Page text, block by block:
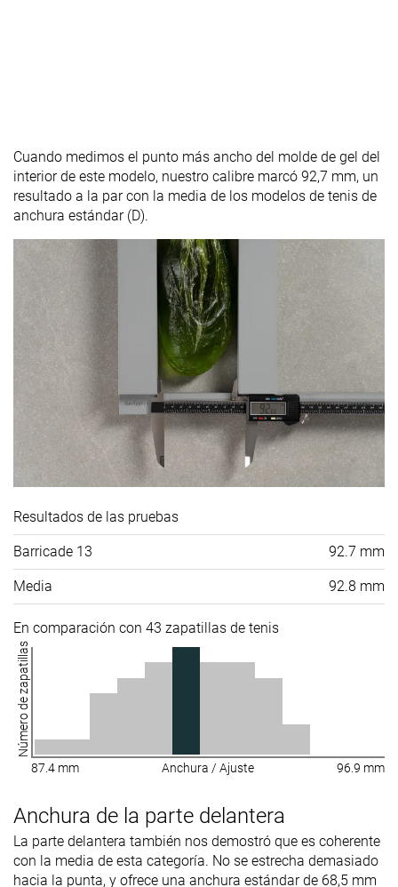
Cuando medimos el punto más ancho del molde de gel del
interior de este modelo, nuestro calibre marcó 92,7 mm, un
resultado a la par con la media de los modelos de tenis de
anchura estándar (D).
Resultados de las pruebas
Barricade 13 92.7 mm
Media 92.8 mm
En comparación con 43 zapatillas de tenis
Número de zapatillas
87.4 mm Anchura / Ajuste 96.9 mm
Anchura de la parte delantera
La parte delantera también nos demostró que es coherente
con la media de esta categoría. No se estrecha demasiado
hacia la punta, y ofrece una anchura estándar de 68,5 mm